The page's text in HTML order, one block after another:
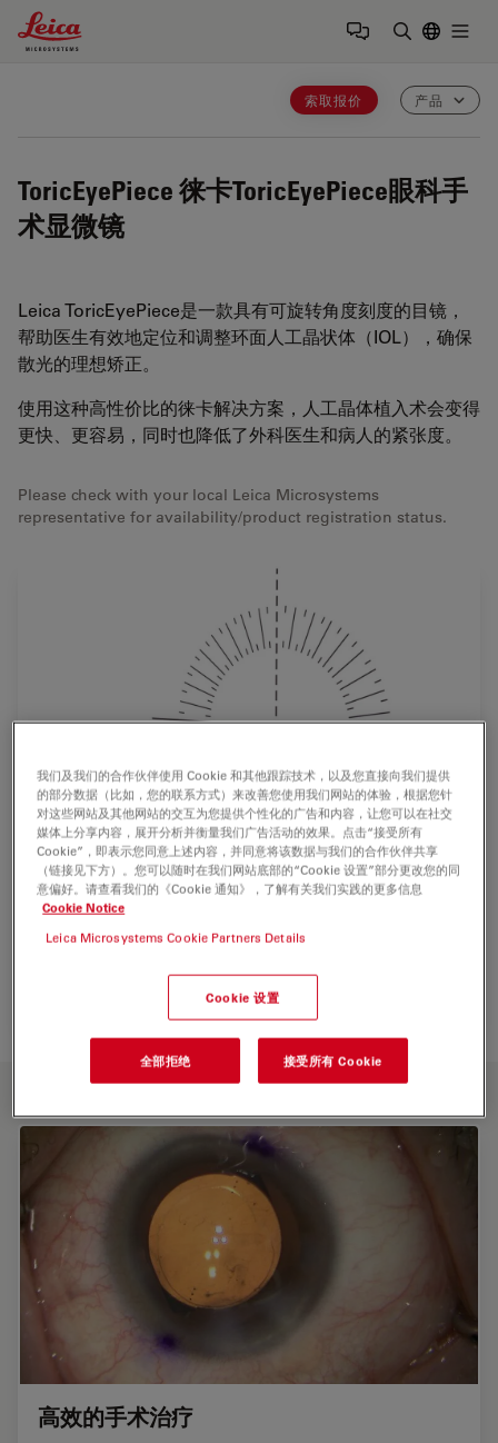
Leica Microsystems Logo
索取报价 产品
ToricEyePiece 徕卡ToricEyePiece眼科手
术显微镜
Leica ToricEyePiece是一款具有可旋转角度刻度的目镜，
帮助医生有效地定位和调整环面人工晶状体（IOL），确保
散光的理想矫正。
使用这种高性价比的徕卡解决方案，人工晶体植入术会变得
更快、更容易，同时也降低了外科医生和病人的紧张度。
Please check with your local Leica Microsystems
representative for availability/product registration status.
主要功能
高效的手术治疗
我们及我们的合作伙伴使用 Cookie 和其他跟踪技术，以及您直接向我们提供
的部分数据（比如，您的联系方式）来改善您使用我们网站的体验，根据您针
对这些网站及其他网站的交互为您提供个性化的广告和内容，让您可以在社交
媒体上分享内容，展开分析并衡量我们广告活动的效果。点击“接受所有
Cookie”，即表示您同意上述内容，并同意将该数据与我们的合作伙伴共享
（链接见下方）。您可以随时在我们网站底部的“Cookie 设置”部分更改您的同
意偏好。请查看我们的《Cookie 通知》，了解有关我们实践的更多信息
Cookie Notice
Leica Microsystems Cookie Partners Details
Cookie 设置
全部拒绝 接受所有 Cookie